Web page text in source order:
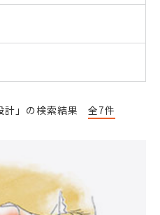
計」の検索結果 全7件